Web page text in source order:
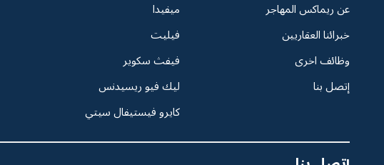
عن ريماكس المهاجر
خبرائنا العقاريين
وظائف اخرى
إتصل بنا
ميفيدا
فيليت
فيفث سكوير
ليك فيو ريسيدنس
كايرو فيستيفال سيتي